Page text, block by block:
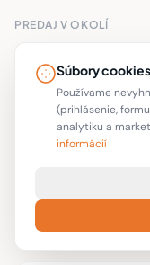
PREDAJ V OKOLÍ
Branovo Bešeňov
Bánov
Bajč
Jasová
→ Prenájom Dvory
→ Všetky
Súbory cookies
Používame
(prihlásenie,
analytiku a
informácií